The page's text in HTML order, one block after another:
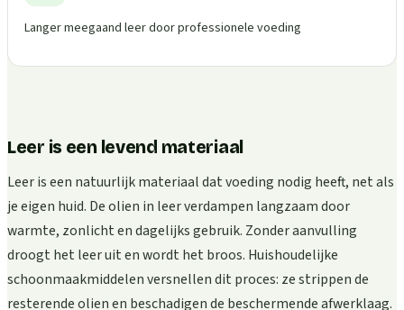
Langer meegaand leer door professionele voeding
Leer is een levend materiaal
Leer is een natuurlijk materiaal dat voeding nodig heeft, net als
je eigen huid. De olien in leer verdampen langzaam door
warmte, zonlicht en dagelijks gebruik. Zonder aanvulling
droogt het leer uit en wordt het broos. Huishoudelijke
schoonmaakmiddelen versnellen dit proces: ze strippen de
resterende olien en beschadigen de beschermende afwerklaag.